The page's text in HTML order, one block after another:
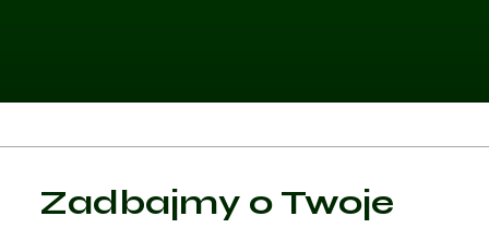
Zadbajmy o Twoje